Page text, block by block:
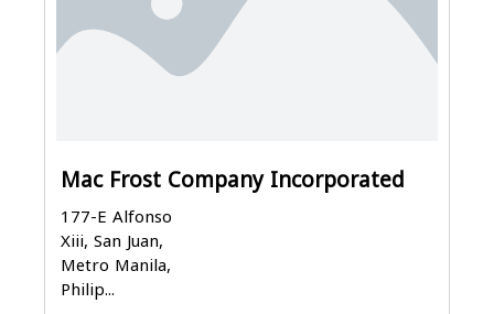
Mac Frost Company Incorporated
177-E Alfonso
Xiii, San Juan,
Metro Manila,
Philip...